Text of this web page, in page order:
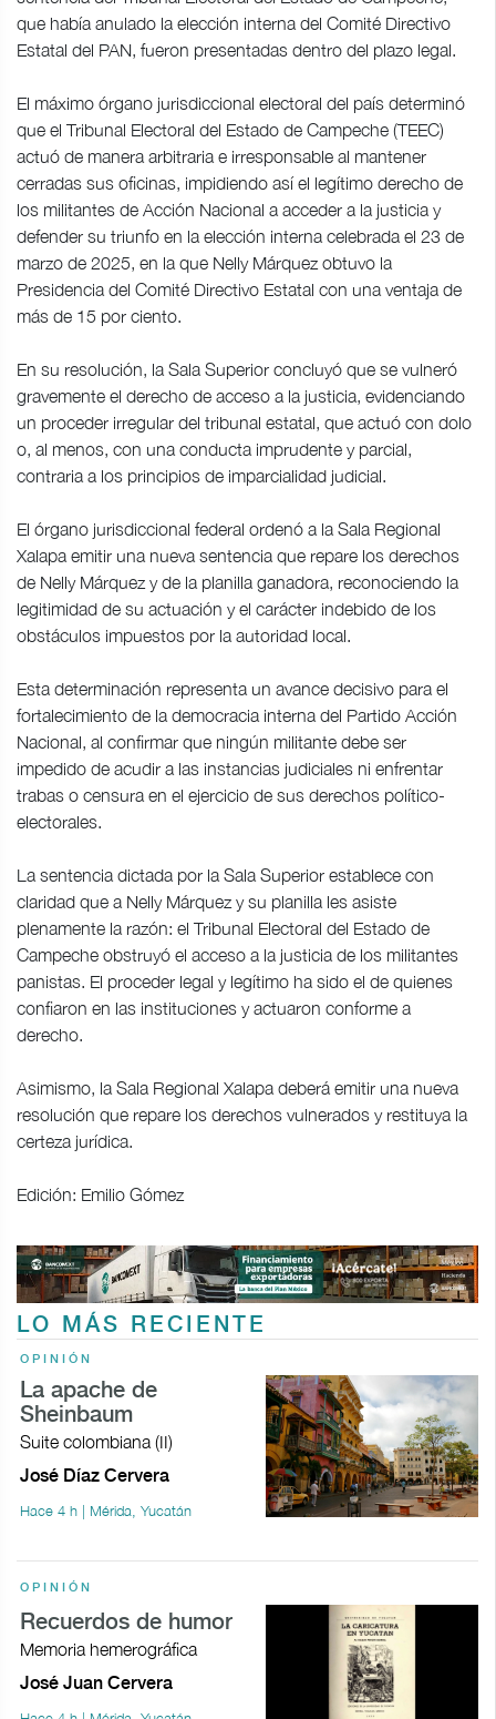
que había anulado la elección interna del Comité Directivo
Estatal del PAN, fueron presentadas dentro del plazo legal.
El máximo órgano jurisdiccional electoral del país determinó
que el Tribunal Electoral del Estado de Campeche (TEEC)
actuó de manera arbitraria e irresponsable al mantener
cerradas sus oficinas, impidiendo así el legítimo derecho de
los militantes de Acción Nacional a acceder a la justicia y
defender su triunfo en la elección interna celebrada el 23 de
marzo de 2025, en la que Nelly Márquez obtuvo la
Presidencia del Comité Directivo Estatal con una ventaja de
más de 15 por ciento.
En su resolución, la Sala Superior concluyó que se vulneró
gravemente el derecho de acceso a la justicia, evidenciando
un proceder irregular del tribunal estatal, que actuó con dolo
o, al menos, con una conducta imprudente y parcial,
contraria a los principios de imparcialidad judicial.
El órgano jurisdiccional federal ordenó a la Sala Regional
Xalapa emitir una nueva sentencia que repare los derechos
de Nelly Márquez y de la planilla ganadora, reconociendo la
legitimidad de su actuación y el carácter indebido de los
obstáculos impuestos por la autoridad local.
Esta determinación representa un avance decisivo para el
fortalecimiento de la democracia interna del Partido Acción
Nacional, al confirmar que ningún militante debe ser
impedido de acudir a las instancias judiciales ni enfrentar
trabas o censura en el ejercicio de sus derechos político-
electorales.
La sentencia dictada por la Sala Superior establece con
claridad que a Nelly Márquez y su planilla les asiste
plenamente la razón: el Tribunal Electoral del Estado de
Campeche obstruyó el acceso a la justicia de los militantes
panistas. El proceder legal y legítimo ha sido el de quienes
confiaron en las instituciones y actuaron conforme a
derecho.
Asimismo, la Sala Regional Xalapa deberá emitir una nueva
resolución que repare los derechos vulnerados y restituya la
certeza jurídica.
Edición: Emilio Gómez
LO MÁS RECIENTE
OPINIÓN
La apache de
Sheinbaum
Suite colombiana (II)
José Díaz Cervera
Hace 4 h | Mérida, Yucatán
OPINIÓN
Recuerdos de humor
Memoria hemerográfica
José Juan Cervera